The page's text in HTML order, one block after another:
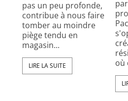
pas un peu profonde,
contribue à nous faire
tomber au moindre
piège tendu en
magasin...
LIRE LA SUITE
où